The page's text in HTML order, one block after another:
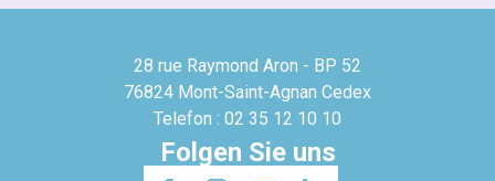
28 rue Raymond Aron - BP 52
76824 Mont-Saint-Agnan Cedex
Telefon : 02 35 12 10 10
Folgen Sie uns